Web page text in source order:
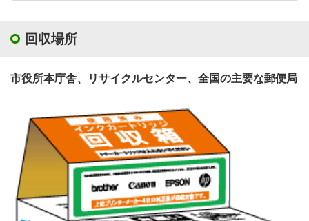
回収場所
市役所本庁舎、リサイクルセンター、全国の主要な郵便局